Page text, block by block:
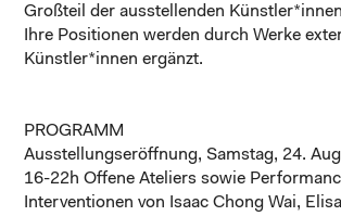
Großteil der ausstellenden
Ihre Positionen werden durch Werke
Künstler*innen ergänzt.
PROGRAMM
Ausstellungseröffnung, Samstag, 24.
16-22h Offene Ateliers sowie
Interventionen von Isaac Chong Wai,